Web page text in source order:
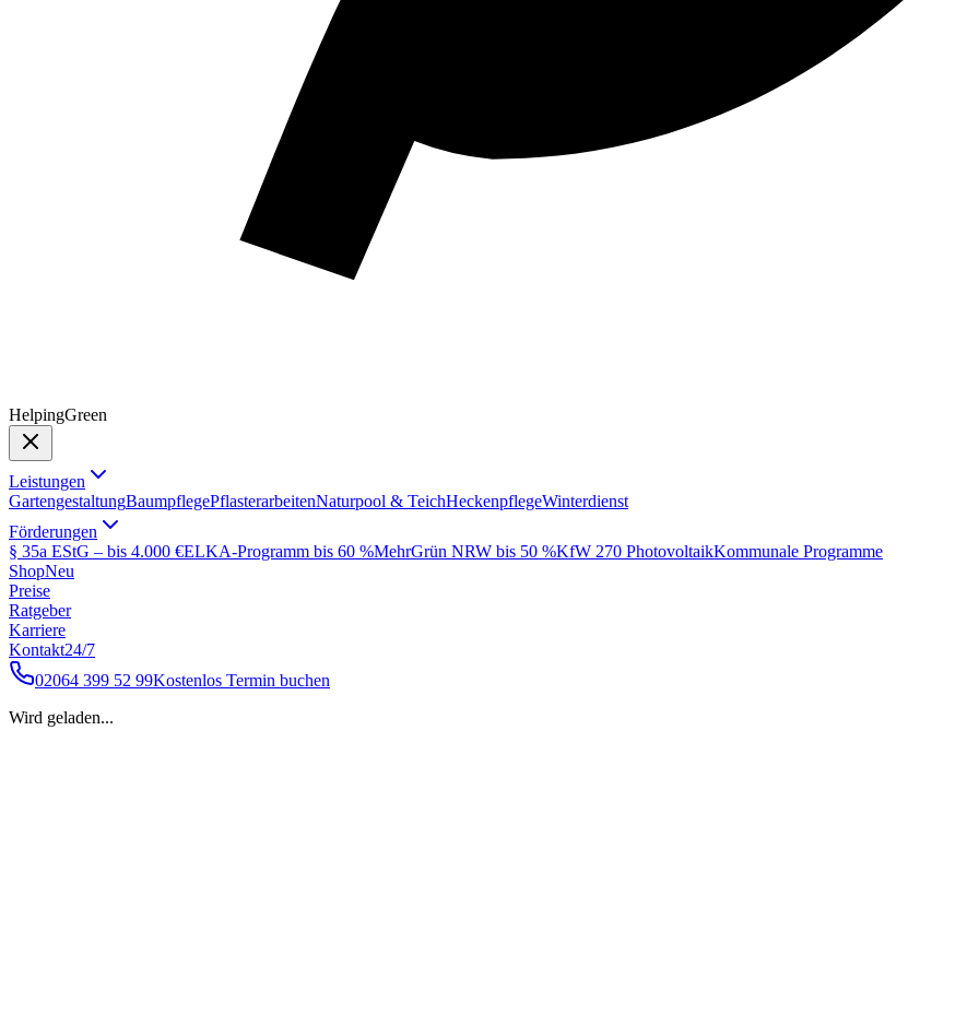
HelpingGreen
Leistungen
GartengestaltungBaumpflegePflasterarbeitenNaturpool & TeichHeckenpflegeWinterdienst
Förderungen
§ 35a EStG – bis 4.000 €ELKA-Programm bis 60 %MehrGrün NRW bis 50 %KfW 270 PhotovoltaikKommunale Programme
ShopNeu
Preise
Ratgeber
Karriere
Kontakt24/7
02064 399 52 99Kostenlos Termin buchen
Wird geladen...